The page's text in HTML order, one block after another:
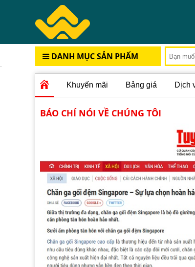
DANH MỤC SẢN PHẨM
Khuyến mãi Bảng giá Dịch
BÁO CHÍ NÓI VỀ CHÚNG TÔI